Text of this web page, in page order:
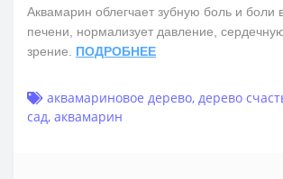
Аквамарин облегчает зубную боль и боли
печени, нормализует давление,
зрение. ПОДРОБНЕЕ
аквамариновое дерево, дерево
сад, аквамарин